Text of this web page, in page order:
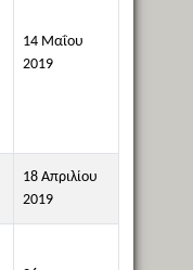
14 Μαΐου
2019
18 Απριλίου
2019